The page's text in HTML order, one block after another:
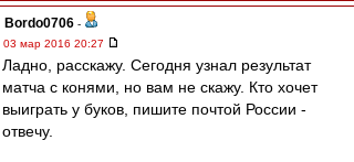
Bordo0706 -
03 мар 2016 20:27
Ладно, расскажу. Сегодня узнал результат
матча с конями, но вам не скажу. Кто хочет
выиграть у буков, пишите почтой России -
отвечу.